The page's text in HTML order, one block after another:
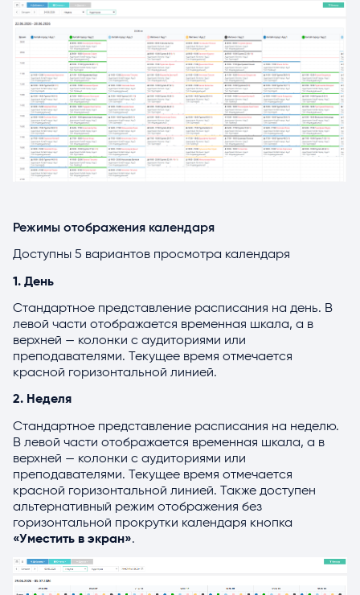
Режимы отображения календаря
Доступны 5 вариантов просмотра календаря
1. День
Стандартное представление расписания на день. В
левой части отображается временная шкала, а в
верхней — колонки с аудиториями или
преподавателями. Текущее время отмечается
красной горизонтальной линией.
2. Неделя
Стандартное представление расписания на неделю.
В левой части отображается временная шкала, а в
верхней — колонки с аудиториями или
преподавателями. Текущее время отмечается
красной горизонтальной линией. Также доступен
альтернативный режим отображения без
горизонтальной прокрутки календаря кнопка
«Уместить в экран».